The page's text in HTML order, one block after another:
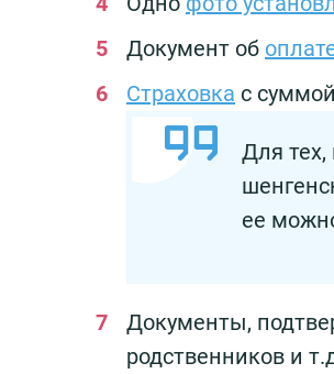
Документ об
Страховка с
Для
ее
Документы,
родственников и